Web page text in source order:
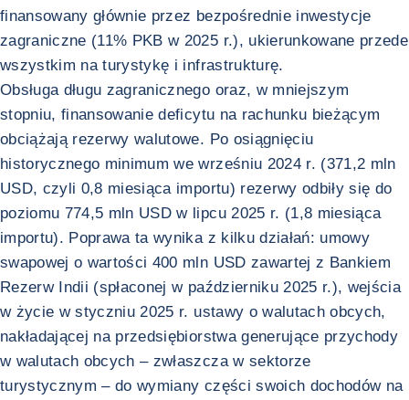
finansowany głównie przez bezpośrednie inwestycje
zagraniczne (11% PKB w 2025 r.), ukierunkowane przede
wszystkim na turystykę i infrastrukturę.
Obsługa długu zagranicznego oraz, w mniejszym
stopniu, finansowanie deficytu na rachunku bieżącym
obciążają rezerwy walutowe. Po osiągnięciu
historycznego minimum we wrześniu 2024 r. (371,2 mln
USD, czyli 0,8 miesiąca importu) rezerwy odbiły się do
poziomu 774,5 mln USD w lipcu 2025 r. (1,8 miesiąca
importu). Poprawa ta wynika z kilku działań: umowy
swapowej o wartości 400 mln USD zawartej z Bankiem
Rezerw Indii (spłaconej w październiku 2025 r.), wejścia
w życie w styczniu 2025 r. ustawy o walutach obcych,
nakładającej na przedsiębiorstwa generujące przychody
w walutach obcych – zwłaszcza w sektorze
turystycznym – do wymiany części swoich dochodów na